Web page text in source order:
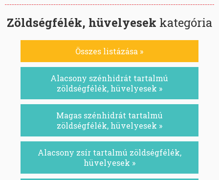
Zöldségfélék, hüvelyesek kategória
Összes listázása »
Alacsony szénhidrát tartalmú
zöldségfélék, hüvelyesek »
Magas szénhidrát tartalmú
zöldségfélék, hüvelyesek »
Alacsony zsír tartalmú zöldségfélék,
hüvelyesek »